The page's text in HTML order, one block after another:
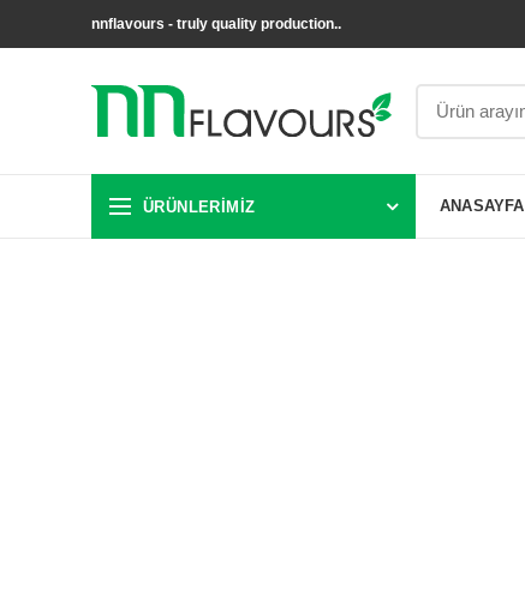
nnflavours - truly quality production..
ÜRÜNLERIMIZ ANASAYFA